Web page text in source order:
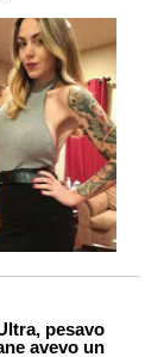
pesavo
avevo un